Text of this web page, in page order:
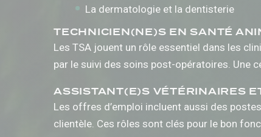
La dermatologie et la dentisterie
TECHNICIEN(NE)S EN SANTÉ
Les TSA jouent un rôle essentiel dans les
par le suivi des soins post-opératoires. Une
ASSISTANT(E)S VÉTÉRINAIRES
Les offres d’emploi incluent aussi des
clientèle. Ces rôles sont clés pour le bon